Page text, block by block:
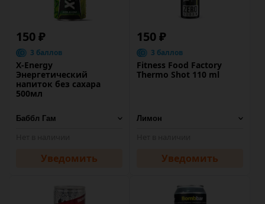
150 ₽
3 баллов
X-Energy
Энергетический
напиток без сахара
500мл
Уведомить
150 ₽
3 баллов
Fitness Food Factory
Thermo Shot 110 ml
Уведомить